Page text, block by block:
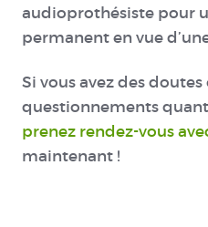
audioprothésiste pour
permanent en vue
Si vous avez des doutes
questionnements
prenez rendez-vous
maintenant !